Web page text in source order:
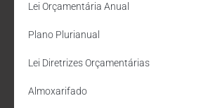
Lei Orçamentária Anual
Plano Plurianual
Lei Diretrizes Orçamentárias
Almoxarifado